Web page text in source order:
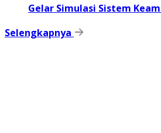
Gelar Simulasi Sistem
Selengkapnya